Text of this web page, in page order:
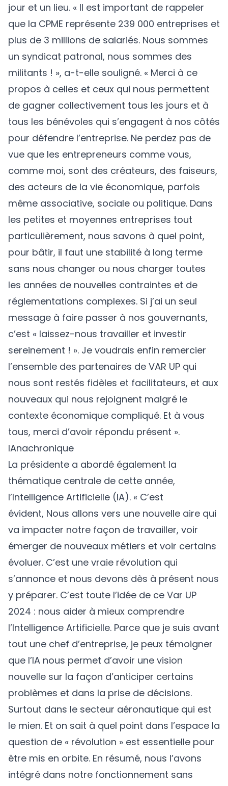
jour et un lieu. « Il est important de rappeler
que la CPME représente 239 000 entreprises et
plus de 3 millions de salariés. Nous sommes
un syndicat patronal, nous sommes des
militants ! », a-t-elle souligné. « Merci à ce
propos à celles et ceux qui nous permettent
de gagner collectivement tous les jours et à
tous les bénévoles qui s’engagent à nos côtés
pour défendre l’entreprise. Ne perdez pas de
vue que les entrepreneurs comme vous,
comme moi, sont des créateurs, des faiseurs,
des acteurs de la vie économique, parfois
même associative, sociale ou politique. Dans
les petites et moyennes entreprises tout
particulièrement, nous savons à quel point,
pour bâtir, il faut une stabilité à long terme
sans nous changer ou nous charger toutes
les années de nouvelles contraintes et de
réglementations complexes. Si j’ai un seul
message à faire passer à nos gouvernants,
c’est « laissez-nous travailler et investir
sereinement ! ». Je voudrais enfin remercier
l’ensemble des partenaires de VAR UP qui
nous sont restés fidèles et facilitateurs, et aux
nouveaux qui nous rejoignent malgré le
contexte économique compliqué. Et à vous
tous, merci d’avoir répondu présent ».
IAnachronique
La présidente a abordé également la
thématique centrale de cette année,
l’Intelligence Artificielle (IA). « C’est
évident, Nous allons vers une nouvelle aire qui
va impacter notre façon de travailler, voir
émerger de nouveaux métiers et voir certains
évoluer. C’est une vraie révolution qui
s’annonce et nous devons dès à présent nous
y préparer. C’est toute l’idée de ce Var UP
2024 : nous aider à mieux comprendre
l’Intelligence Artificielle. Parce que je suis avant
tout une chef d’entreprise, je peux témoigner
que l’IA nous permet d’avoir une vision
nouvelle sur la façon d’anticiper certains
problèmes et dans la prise de décisions.
Surtout dans le secteur aéronautique qui est
le mien. Et on sait à quel point dans l’espace la
question de « révolution » est essentielle pour
être mis en orbite. En résumé, nous l’avons
intégré dans notre fonctionnement sans